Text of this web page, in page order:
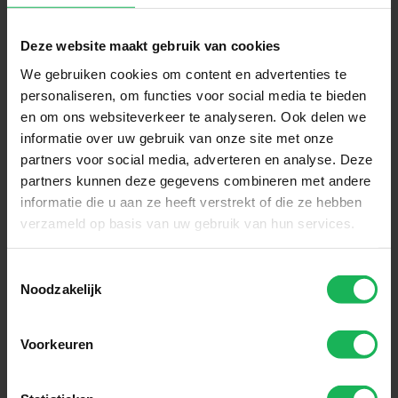
Deze website maakt gebruik van cookies
We gebruiken cookies om content en advertenties te
personaliseren, om functies voor social media te bieden
en om ons websiteverkeer te analyseren. Ook delen we
informatie over uw gebruik van onze site met onze
partners voor social media, adverteren en analyse. Deze
partners kunnen deze gegevens combineren met andere
informatie die u aan ze heeft verstrekt of die ze hebben
verzameld op basis van uw gebruik van hun services.
Noodzakelijk
Voorkeuren
Betrouwbaar
Onze innovatieve technologie
zorgt ervoor dat jij altijd verbonden
blijft. Of je nu reist met je camper,
caravan of boot. Met Travel Vision
verbinding en zorgeloos comfort.